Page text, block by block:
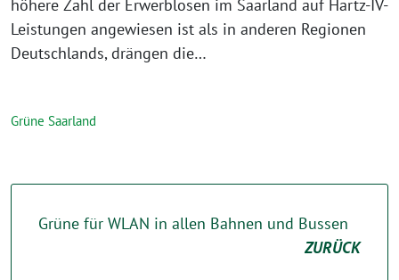
höhere Zahl der Erwerblosen im Saarland auf Hartz-IV-
Leistungen angewiesen ist als in anderen Regionen
Deutschlands, drängen die…
Grüne Saarland
Grüne für WLAN in allen Bahnen und Bussen
ZURÜCK